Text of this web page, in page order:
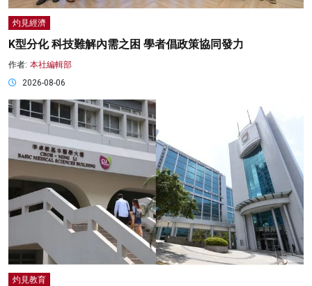
灼見經濟
K型分化 科技難解內需之困 學者倡政策協同發力
作者: 本社編輯部
2026-08-06
灼見教育